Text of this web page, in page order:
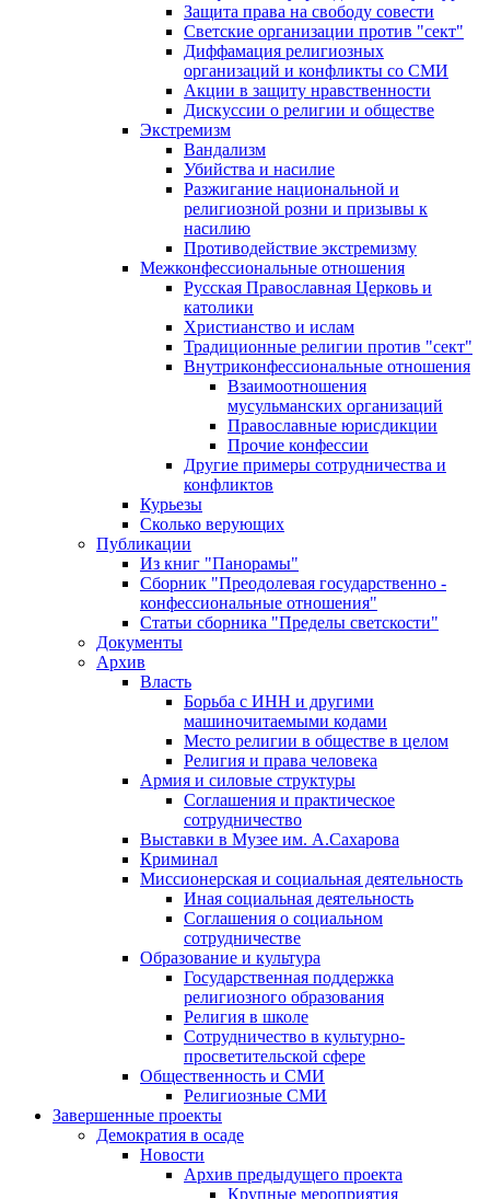
Защита права на свободу совести
Светские организации против "сект"
Диффамация религиозных
организаций и конфликты со СМИ
Акции в защиту нравственности
Дискуссии о религии и обществе
Экстремизм
Вандализм
Убийства и насилие
Разжигание национальной и
религиозной розни и призывы к
насилию
Противодействие экстремизму
Межконфессиональные отношения
Русская Православная Церковь и
католики
Христианство и ислам
Традиционные религии против "сект"
Внутриконфессиональные отношения
Взаимоотношения
мусульманских организаций
Православные юрисдикции
Прочие конфессии
Другие примеры сотрудничества и
конфликтов
Курьезы
Сколько верующих
Публикации
Из книг "Панорамы"
Сборник "Преодолевая государственно -
конфессиональные отношения"
Статьи сборника "Пределы светскости"
Документы
Архив
Власть
Борьба с ИНН и другими
машиночитаемыми кодами
Место религии в обществе в целом
Религия и права человека
Армия и силовые структуры
Соглашения и практическое
сотрудничество
Выставки в Музее им. А.Сахарова
Криминал
Миссионерская и социальная деятельность
Иная социальная деятельность
Соглашения о социальном
сотрудничестве
Образование и культура
Государственная поддержка
религиозного образования
Религия в школе
Сотрудничество в культурно-
просветительской сфере
Общественность и СМИ
Религиозные СМИ
Завершенные проекты
Демократия в осаде
Новости
Архив предыдущего проекта
Крупные мероприятия